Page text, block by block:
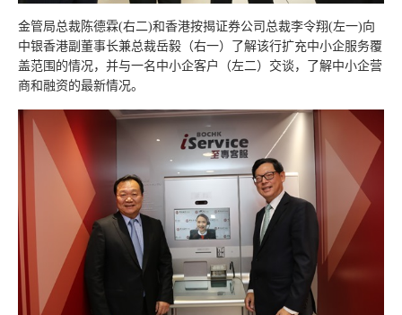
金管局总裁陈德霖(右二)和香港按揭证券公司总裁李令翔(左一)向
中银香港副董事长兼总裁岳毅（右一）了解该行扩充中小企服务覆
盖范围的情况，并与一名中小企客户（左二）交谈，了解中小企营
商和融资的最新情况。